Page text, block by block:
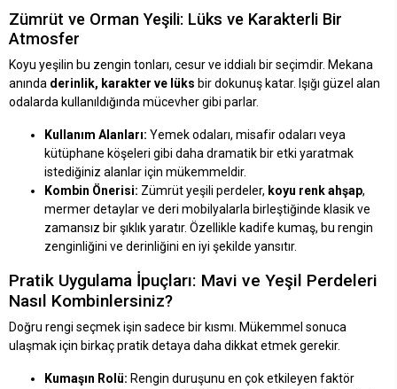
Zümrüt ve Orman Yeşili: Lüks ve Karakterli Bir
Atmosfer
Koyu yeşilin bu zengin tonları, cesur ve iddialı bir seçimdir. Mekana
anında derinlik, karakter ve lüks bir dokunuş katar. Işığı güzel alan
odalarda kullanıldığında mücevher gibi parlar.
Kullanım Alanları: Yemek odaları, misafir odaları veya
kütüphane köşeleri gibi daha dramatik bir etki yaratmak
istediğiniz alanlar için mükemmeldir.
Kombin Önerisi: Zümrüt yeşili perdeler, koyu renk ahşap,
mermer detaylar ve deri mobilyalarla birleştiğinde klasik ve
zamansız bir şıklık yaratır. Özellikle kadife kumaş, bu rengin
zenginliğini ve derinliğini en iyi şekilde yansıtır.
Pratik Uygulama İpuçları: Mavi ve Yeşil Perdeleri
Nasıl Kombinlersiniz?
Doğru rengi seçmek işin sadece bir kısmı. Mükemmel sonuca
ulaşmak için birkaç pratik detaya daha dikkat etmek gerekir.
Kumaşın Rolü: Rengin duruşunu en çok etkileyen faktör